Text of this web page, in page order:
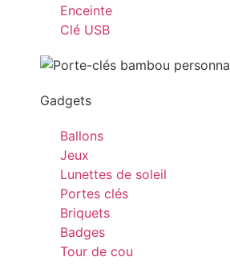
Enceinte
Clé USB
Gadgets
Ballons
Jeux
Lunettes de soleil
Portes clés
Briquets
Badges
Tour de cou